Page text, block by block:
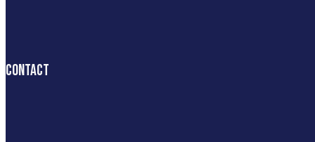
Contact